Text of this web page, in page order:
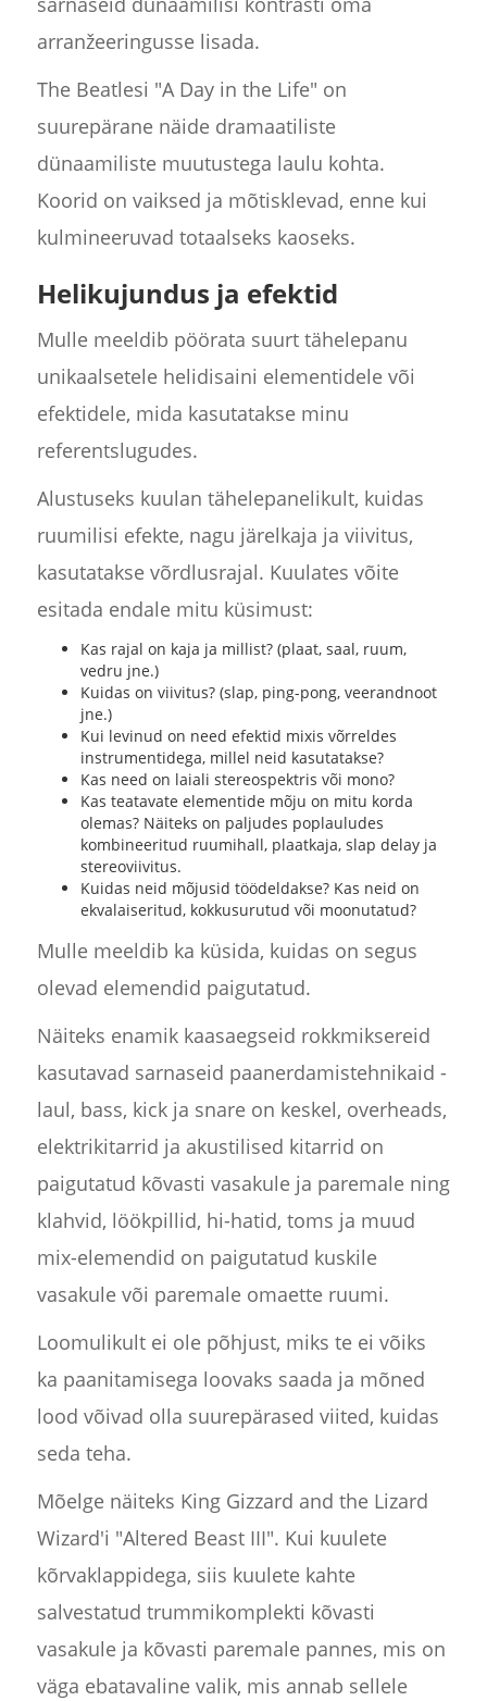
arranžeeringusse lisada.
The Beatlesi "A Day in the Life" on
suurepärane näide dramaatiliste
dünaamiliste muutustega laulu kohta.
Koorid on vaiksed ja mõtisklevad, enne kui
kulmineeruvad totaalseks kaoseks.
Helikujundus ja efektid
Mulle meeldib pöörata suurt tähelepanu
unikaalsetele helidisaini elementidele või
efektidele, mida kasutatakse minu
referentslugudes.
Alustuseks kuulan tähelepanelikult, kuidas
ruumilisi efekte, nagu järelkaja ja viivitus,
kasutatakse võrdlusrajal. Kuulates võite
esitada endale mitu küsimust:
Kas rajal on kaja ja millist? (plaat, saal, ruum,
vedru jne.)
Kuidas on viivitus? (slap, ping-pong, veerandnoot
jne.)
Kui levinud on need efektid mixis võrreldes
instrumentidega, millel neid kasutatakse?
Kas need on laiali stereospektris või mono?
Kas teatavate elementide mõju on mitu korda
olemas? Näiteks on paljudes poplauludes
kombineeritud ruumihall, plaatkaja, slap delay ja
stereoviivitus.
Kuidas neid mõjusid töödeldakse? Kas neid on
ekvalaiseritud, kokkusurutud või moonutatud?
Mulle meeldib ka küsida, kuidas on segus
olevad elemendid paigutatud.
Näiteks enamik kaasaegseid rokkmiksereid
kasutavad sarnaseid paanerdamistehnikaid -
laul, bass, kick ja snare on keskel, overheads,
elektrikitarrid ja akustilised kitarrid on
paigutatud kõvasti vasakule ja paremale ning
klahvid, löökpillid, hi-hatid, toms ja muud
mix-elemendid on paigutatud kuskile
vasakule või paremale omaette ruumi.
Loomulikult ei ole põhjust, miks te ei võiks
ka paanitamisega loovaks saada ja mõned
lood võivad olla suurepärased viited, kuidas
seda teha.
Mõelge näiteks King Gizzard and the Lizard
Wizard'i "Altered Beast III". Kui kuulete
kõrvaklappidega, siis kuulete kahte
salvestatud trummikomplekti kõvasti
vasakule ja kõvasti paremale pannes, mis on
väga ebatavaline valik, mis annab sellele